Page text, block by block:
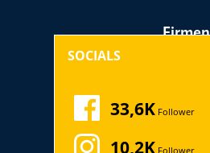
Firmen
SOCIALS
33,6K Follower
10,2K Follower